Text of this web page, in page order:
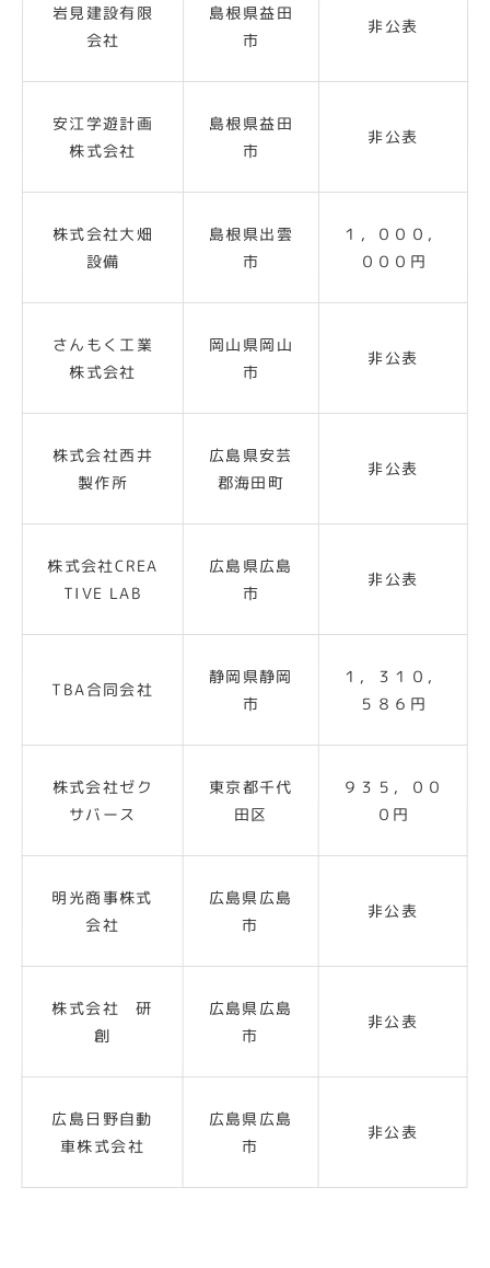
岩見建設有限
会社
島根県益田
市
非公表
安江学遊計画
株式会社
島根県益田
市
非公表
株式会社大畑
設備
島根県出雲
市
１，０００，
０００円
さんもく工業
株式会社
岡山県岡山
市
非公表
株式会社西井
製作所
広島県安芸
郡海田町
非公表
株式会社CREA
TIVE LAB
広島県広島
市
非公表
TBA合同会社
静岡県静岡
市
１，３１０，
５８６円
株式会社ゼク
サバース
東京都千代
田区
９３５，００
０円
明光商事株式
会社
広島県広島
市
非公表
株式会社 研
創
広島県広島
市
非公表
広島日野自動
車株式会社
広島県広島
市
非公表